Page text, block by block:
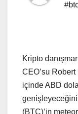
Kripto
CEO’su
içinde ABD
(BTC)’in